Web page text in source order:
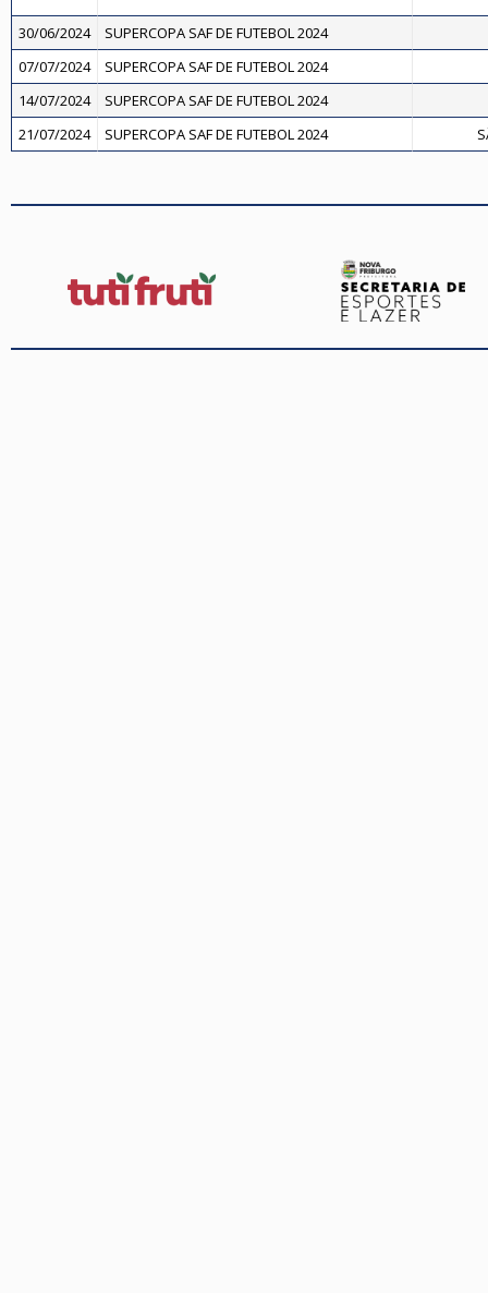
30/06/2024
SUPERCOPA SAF DE FUTEBOL 2024
07/07/2024
SUPERCOPA SAF DE FUTEBOL 2024
14/07/2024
SUPERCOPA SAF DE FUTEBOL 2024
21/07/2024
SUPERCOPA SAF DE FUTEBOL 2024